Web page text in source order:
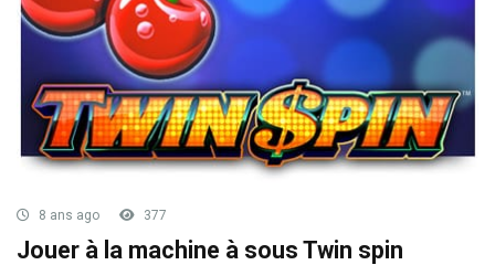
8 ans ago 377
Jouer à la machine à sous Twin spin